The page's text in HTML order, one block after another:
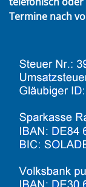
Termine nach